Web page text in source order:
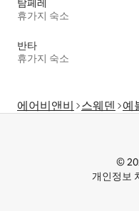
탐페레
휴가지 숙소
반타
휴가지 숙소
에어비앤비 스웨덴 예
©
개인정보